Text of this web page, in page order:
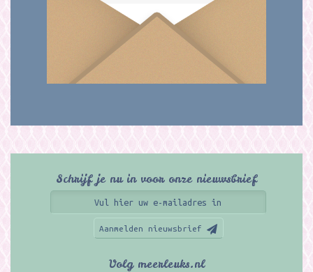
Schrijf je nu in voor onze nieuwsbrief
Aanmelden nieuwsbrief
Volg meerleuks.nl